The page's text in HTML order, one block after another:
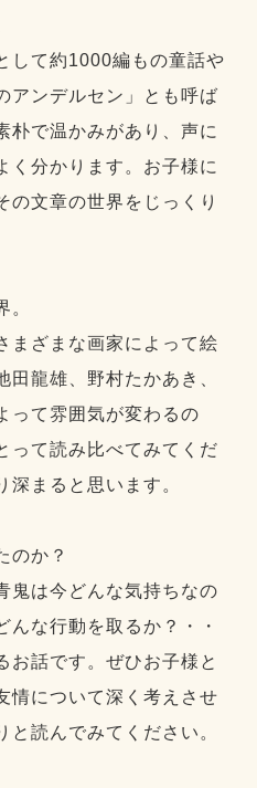
して約1000編もの童話や
アンデルセン」とも呼ば
朴で温かみがあり、声に
く分かります。お子様に
の文章の世界をじっくり
。
まざまな画家によって絵
龍雄、野村たかあき、
って雰囲気が変わるの
って読み比べてみてくだ
深まると思います。
のか？
鬼は今どんな気持ちなの
んな行動を取るか？・・
お話です。ぜひお子様と
情について深く考えさせ
と読んでみてください。